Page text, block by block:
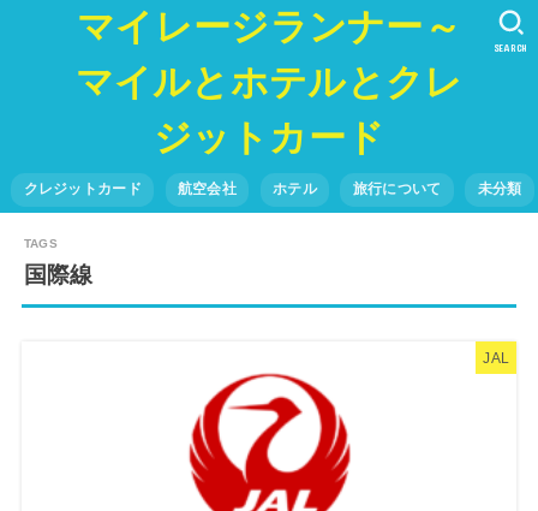
マイレージランナー～
マイルとホテルとクレ
ジットカード
クレジットカード 航空会社 ホテル 旅行について 未分類
SEARCH
国際線
JAL